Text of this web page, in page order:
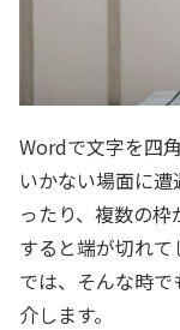
Wordで文字を四
いかない場面に
ったり、複数の
すると端が切れ
では、そんな時
介します。